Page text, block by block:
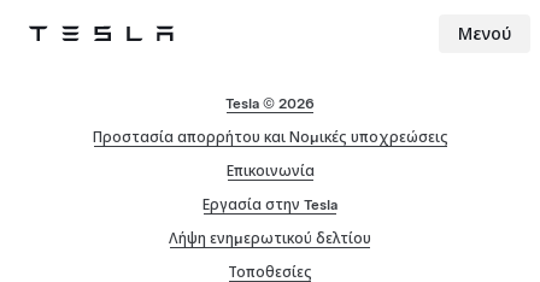
Tesla Μενού
Tesla © 2026
Προστασία απορρήτου και Νομικές υποχρεώσεις
Επικοινωνία
Εργασία στην Tesla
Λήψη ενημερωτικού δελτίου
Τοποθεσίες